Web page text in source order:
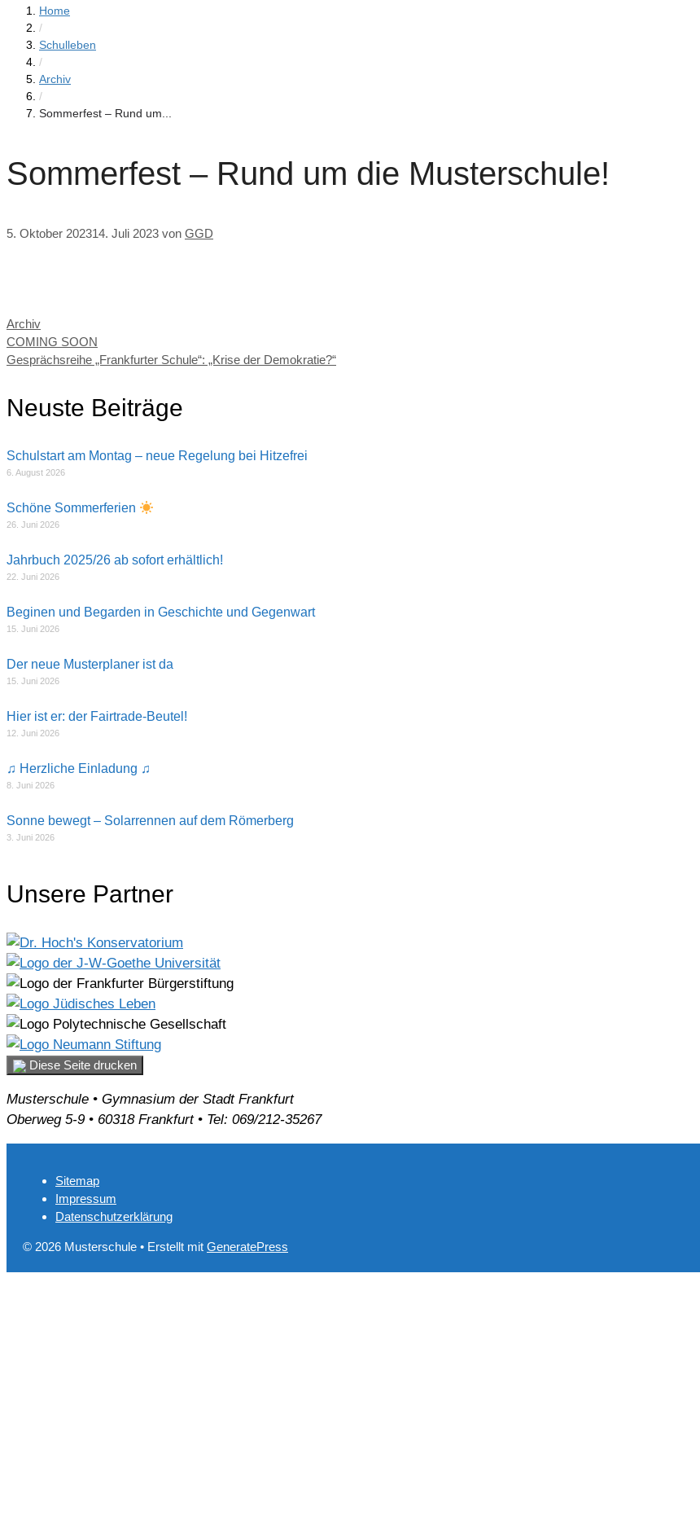
Home
/
Schulleben
/
Archiv
/
Sommerfest – Rund um...
Sommerfest – Rund um die Musterschule!
5. Oktober 202314. Juli 2023 von GGD
Kategorien
Archiv
COMING SOON
Gesprächsreihe „Frankfurter Schule“: „Krise der Demokratie?“
Neuste Beiträge
Schulstart am Montag – neue Regelung bei Hitzefrei
6. August 2026
Schöne Sommerferien
26. Juni 2026
Jahrbuch 2025/26 ab sofort erhältlich!
22. Juni 2026
Beginen und Begarden in Geschichte und Gegenwart
15. Juni 2026
Der neue Musterplaner ist da
15. Juni 2026
Hier ist er: der Fairtrade-Beutel!
12. Juni 2026
♫ Herzliche Einladung ♫
8. Juni 2026
Sonne bewegt – Solarrennen auf dem Römerberg
3. Juni 2026
Unsere Partner
Diese Seite drucken
Musterschule • Gymnasium der Stadt Frankfurt
Oberweg 5-9 • 60318 Frankfurt • Tel: 069/212-35267
Sitemap
Impressum
Datenschutzerklärung
© 2026 Musterschule • Erstellt mit GeneratePress